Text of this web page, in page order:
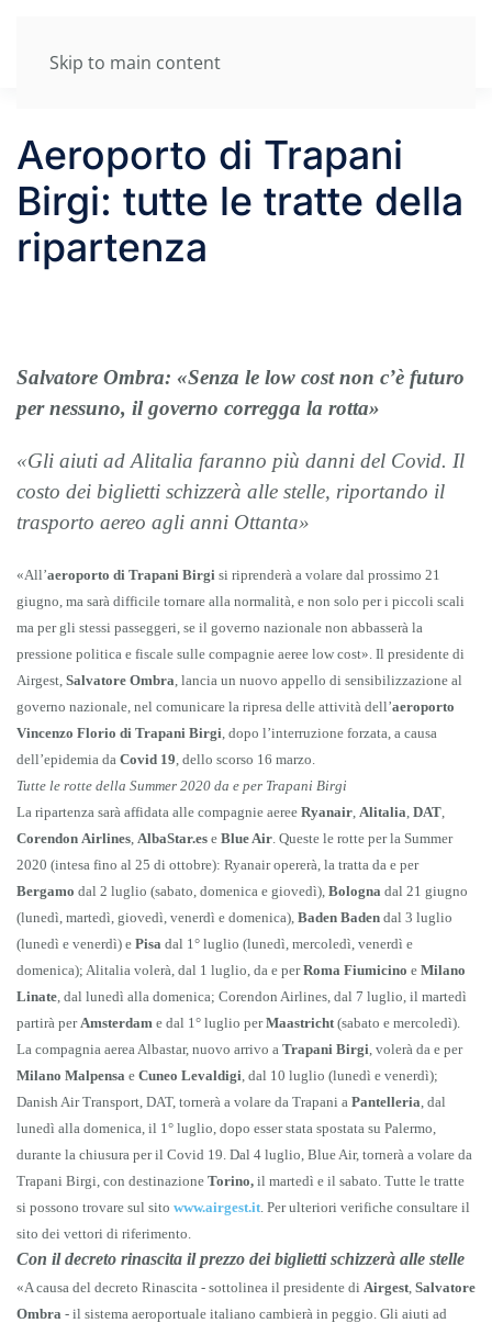
Skip to main content
Aeroporto di Trapani
Birgi: tutte le tratte della
ripartenza
Salvatore Ombra: «Senza le low cost non c’è futuro
per nessuno, il governo corregga la rotta»
«Gli aiuti ad Alitalia faranno più danni del Covid. Il
costo dei biglietti schizzerà alle stelle, riportando il
trasporto aereo agli anni Ottanta»
«All’aeroporto di Trapani Birgi si riprenderà a volare dal prossimo 21
giugno, ma sarà difficile tornare alla normalità, e non solo per i piccoli scali
ma per gli stessi passeggeri, se il governo nazionale non abbasserà la
pressione politica e fiscale sulle compagnie aeree low cost». Il presidente di
Airgest, Salvatore Ombra, lancia un nuovo appello di sensibilizzazione al
governo nazionale, nel comunicare la ripresa delle attività dell’aeroporto
Vincenzo Florio di Trapani Birgi, dopo l’interruzione forzata, a causa
dell’epidemia da Covid 19, dello scorso 16 marzo.
Tutte le rotte della Summer 2020 da e per Trapani Birgi
La ripartenza sarà affidata alle compagnie aeree Ryanair, Alitalia, DAT,
Corendon Airlines, AlbaStar.es e Blue Air. Queste le rotte per la Summer
2020 (intesa fino al 25 di ottobre): Ryanair opererà, la tratta da e per
Bergamo dal 2 luglio (sabato, domenica e giovedì), Bologna dal 21 giugno
(lunedì, martedì, giovedì, venerdì e domenica), Baden Baden dal 3 luglio
(lunedì e venerdì) e Pisa dal 1° luglio (lunedì, mercoledì, venerdì e
domenica); Alitalia volerà, dal 1 luglio, da e perRoma Fiumicino e Milano
Linate, dal lunedì alla domenica; Corendon Airlines, dal 7 luglio, il martedì
partirà perAmsterdam e dal 1° luglio perMaastricht(sabato e mercoledì).
La compagnia aerea Albastar, nuovo arrivo a Trapani Birgi, volerà da e per
Milano Malpensa e Cuneo Levaldigi, dal 10 luglio (lunedì e venerdì);
Danish Air Transport, DAT, tornerà a volare da Trapani a Pantelleria, dal
lunedì alla domenica, il 1° luglio, dopo esser stata spostata su Palermo,
durante la chiusura per il Covid 19. Dal 4 luglio, Blue Air, tornerà a volare da
Trapani Birgi, con destinazione Torino, il martedì e il sabato. Tutte le tratte
si possono trovare sul sito www.airgest.it. Per ulteriori verifiche consultare il
sito dei vettori di riferimento.
Con il decreto rinascita il prezzo dei biglietti schizzerà alle stelle
«A causa del decreto Rinascita - sottolinea il presidente di Airgest, Salvatore
Ombra - il sistema aeroportuale italiano cambierà in peggio. Gli aiuti ad